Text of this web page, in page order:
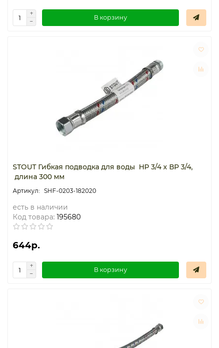
В корзину
STOUT Гибкая подводка для воды НР 3/4 х ВР 3/4,
длина 300 мм
SHF-0203-182020
есть в наличии
Код товара: 195680
644р.
В корзину